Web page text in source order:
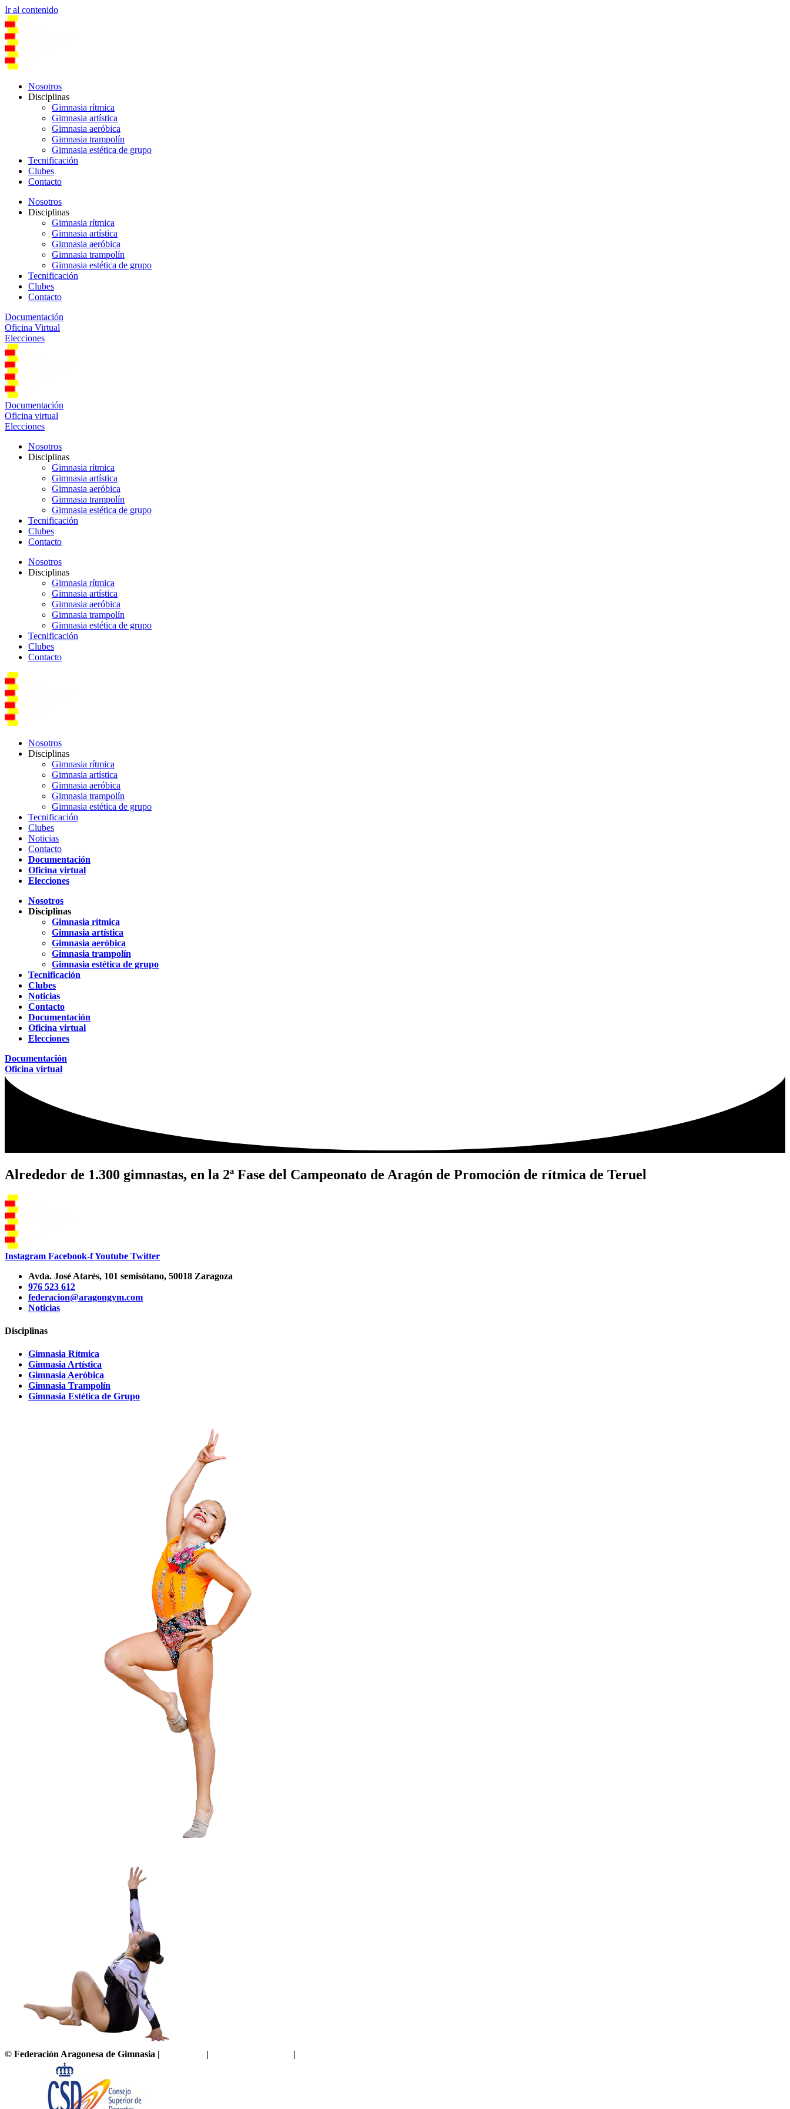
Ir al contenido
Nosotros
Disciplinas
Gimnasia rítmica
Gimnasia artística
Gimnasia aeróbica
Gimnasia trampolín
Gimnasia estética de grupo
Tecnificación
Clubes
Contacto
Nosotros
Disciplinas
Gimnasia rítmica
Gimnasia artística
Gimnasia aeróbica
Gimnasia trampolín
Gimnasia estética de grupo
Tecnificación
Clubes
Contacto
Documentación
Oficina Virtual
Elecciones
Documentación
Oficina virtual
Elecciones
Nosotros
Disciplinas
Gimnasia rítmica
Gimnasia artística
Gimnasia aeróbica
Gimnasia trampolín
Gimnasia estética de grupo
Tecnificación
Clubes
Contacto
Nosotros
Disciplinas
Gimnasia rítmica
Gimnasia artística
Gimnasia aeróbica
Gimnasia trampolín
Gimnasia estética de grupo
Tecnificación
Clubes
Contacto
Nosotros
Disciplinas
Gimnasia rítmica
Gimnasia artística
Gimnasia aeróbica
Gimnasia trampolín
Gimnasia estética de grupo
Tecnificación
Clubes
Noticias
Contacto
Documentación
Oficina virtual
Elecciones
Nosotros
Disciplinas
Gimnasia rítmica
Gimnasia artística
Gimnasia aeróbica
Gimnasia trampolín
Gimnasia estética de grupo
Tecnificación
Clubes
Noticias
Contacto
Documentación
Oficina virtual
Elecciones
Documentación
Oficina virtual
Alrededor de 1.300 gimnastas, en la 2ª Fase del Campeonato de Aragón de Promoción de rítmica de Teruel
Instagram Facebook-fYoutube Twitter
Avda. José Atarés, 101 semisótano, 50018 Zaragoza
976 523 612
federacion@aragongym.com
Noticias
Disciplinas
Gimnasia Rítmica
Gimnasia Artística
Gimnasia Aeróbica
Gimnasia Trampolín
Gimnasia Estética de Grupo
© Federación Aragonesa de Gimnasia | | |